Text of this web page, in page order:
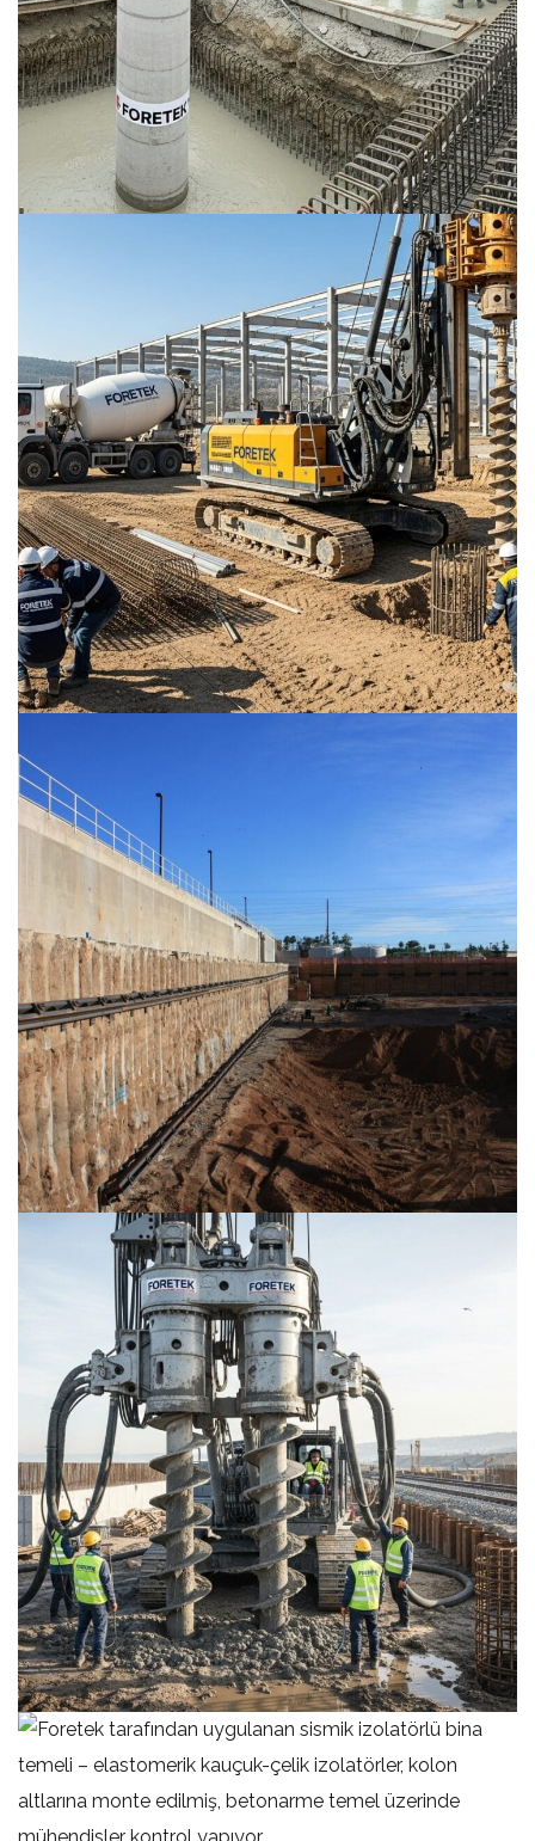
KAZIKLI TEMELLER
Kuru Sistem (Dry Rotary) Kazık
Uygulamaları – Foretek
KAZIKLI TEMELLER
Kesişen Kazık Sistemleri | Foretek
ile Yer Altı Su Yalıtımı ve Yapısal
Dayanım
DESTEK YAPILARI
DIYAFRAM DUVARLAR
KAZIKLI TEMELLER
ZEMIN İYILEŞTIRME
İkiz Spiral Kazık Sistemleri | Foretek
ile Çift Burgulu Temel Teknolojisi
KAZIKLI TEMELLER
Çelik Boru Kazık Sistemleri ile Derin
Temel Çözümleri | Foretek
KAZIKLI TEMELLER